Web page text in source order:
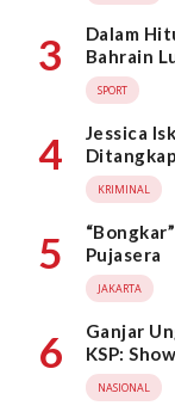
3
Dalam
Bahrain
SPORT
4
Jessica
Ditangkap
KRIMINAL
5
Pujasera
JAKARTA
6
Ganjar
KSP:
NASIONAL